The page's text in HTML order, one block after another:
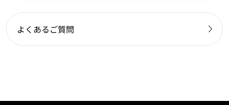
よくあるご質問